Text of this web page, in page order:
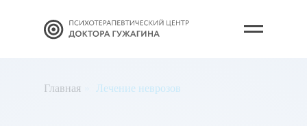
Главная Лечение неврозов